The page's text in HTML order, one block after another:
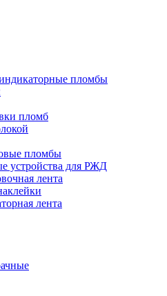
пломбы
пломб
пломбы
устройства для РЖД
лента
лента